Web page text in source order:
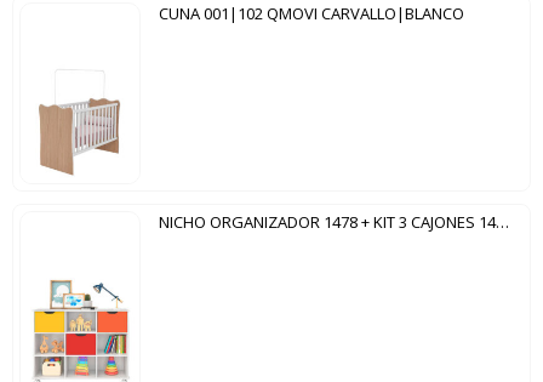
CUNA 001|102 QMOVI CARVALLO|BLANCO
NICHO ORGANIZADOR 1478 + KIT 3 CAJONES 1479 QMOVI BLANCO|COLOR